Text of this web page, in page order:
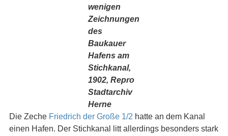
wenigen
Zeichnungen
des
Baukauer
Hafens am
Stichkanal,
1902, Repro
Stadtarchiv
Herne
Die Zeche Friedrich der Große 1/2 hatte an dem Kanal
einen Hafen. Der Stichkanal litt allerdings besonders stark